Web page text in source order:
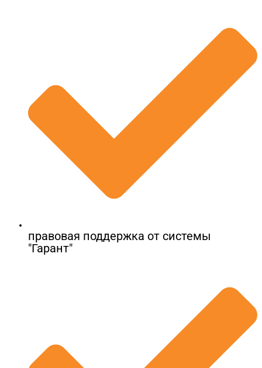
правовая поддержка от системы
"Гарант"